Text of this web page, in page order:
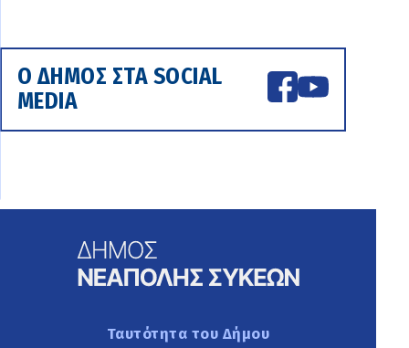
Ο ΔΗΜΟΣ ΣΤΑ SOCIAL
MEDIA
Ταυτότητα του Δήμου